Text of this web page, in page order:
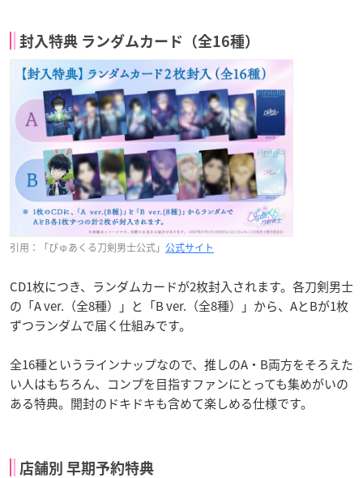
封入特典 ランダムカード（全16種）
引用：「ぴゅあくる刀剣男士公式」 公式サイト
CD1枚につき、ランダムカードが2枚封入されます。各刀剣男士
の「A ver.（全8種）」と「B ver.（全8種）」から、AとBが1枚
ずつランダムで届く仕組みです。
全16種というラインナップなので、推しのA・B両方をそろえた
い人はもちろん、コンプを目指すファンにとっても集めがいの
ある特典。開封のドキドキも含めて楽しめる仕様です。
店舗別 早期予約特典